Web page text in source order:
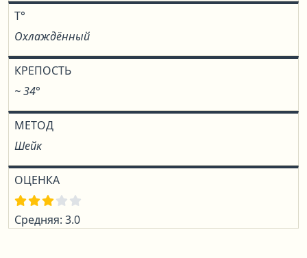
T°
Охлаждённый
КРЕПОСТЬ
~ 34°
МЕТОД
Шейк
ОЦЕНКА
Средняя: 3.0